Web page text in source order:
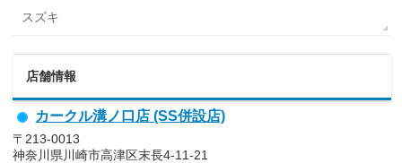
スズキ
店舗情報
カークル溝ノ口店 (SS併設店)
〒213-0013
神奈川県川崎市高津区末長4-11-21